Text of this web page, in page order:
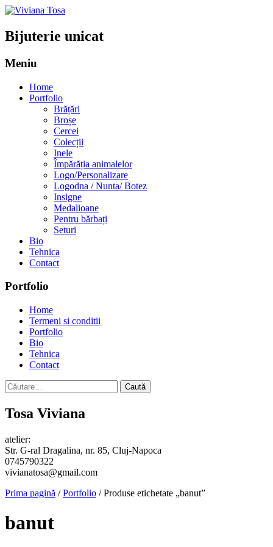
Bijuterie unicat
Meniu
Home
Portfolio
Brățări
Broșe
Cercei
Colecții
Inele
Împărăția animalelor
Logo/Personalizare
Logodna / Nunta/ Botez
Insigne
Medalioane
Pentru bărbați
Seturi
Bio
Tehnica
Contact
Portfolio
Home
Termeni si conditii
Portfolio
Bio
Tehnica
Contact
Caută
după:
Tosa Viviana
atelier:
Str. G-ral Dragalina, nr. 85, Cluj-Napoca
0745790322
vivianatosa@gmail.com
Prima pagină /Portfolio / Produse etichetate „banut”
banut